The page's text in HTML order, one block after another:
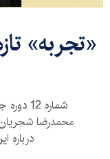
«تجربه»
شماره
محمدرضا
درباره